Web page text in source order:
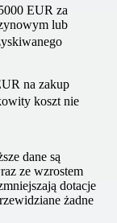
EUR za
lub
na zakup
koszt nie
dane są
ze wzrostem
dotacje
żadne